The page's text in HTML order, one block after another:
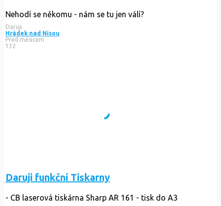
Nehodí se někomu - nám se tu jen válí?
Daruji
Hrádek nad Nisou
Před měsícem
132
Daruji funkční Tiskarny
- CB laserová tiskárna Sharp AR 161 - tisk do A3